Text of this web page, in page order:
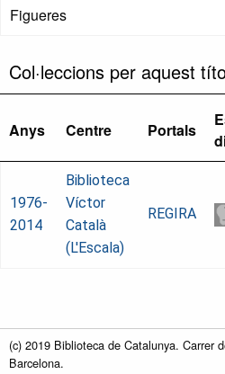
Figueres
Col·leccions per aquest
Anys Centre Portals
1976-
2014
Biblioteca
Víctor
Català
(L'Escala)
REGIRA
(c) 2019 Biblioteca de Catalunya. Carrer
Barcelona.